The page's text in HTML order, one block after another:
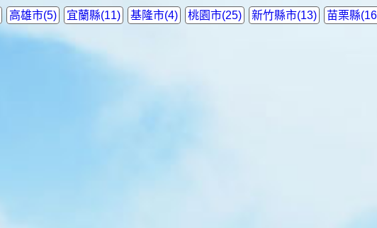
高雄市(5) 宜蘭縣(11) 基隆市(4) 桃園市(25) 新竹縣市(13)
苗栗縣